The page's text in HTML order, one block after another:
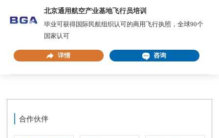
北京通用航空产业基地飞行员培训
毕业可获得国际民航组织认可的商用飞行执照，全球90个
国家认可
详情 咨询
合作伙伴